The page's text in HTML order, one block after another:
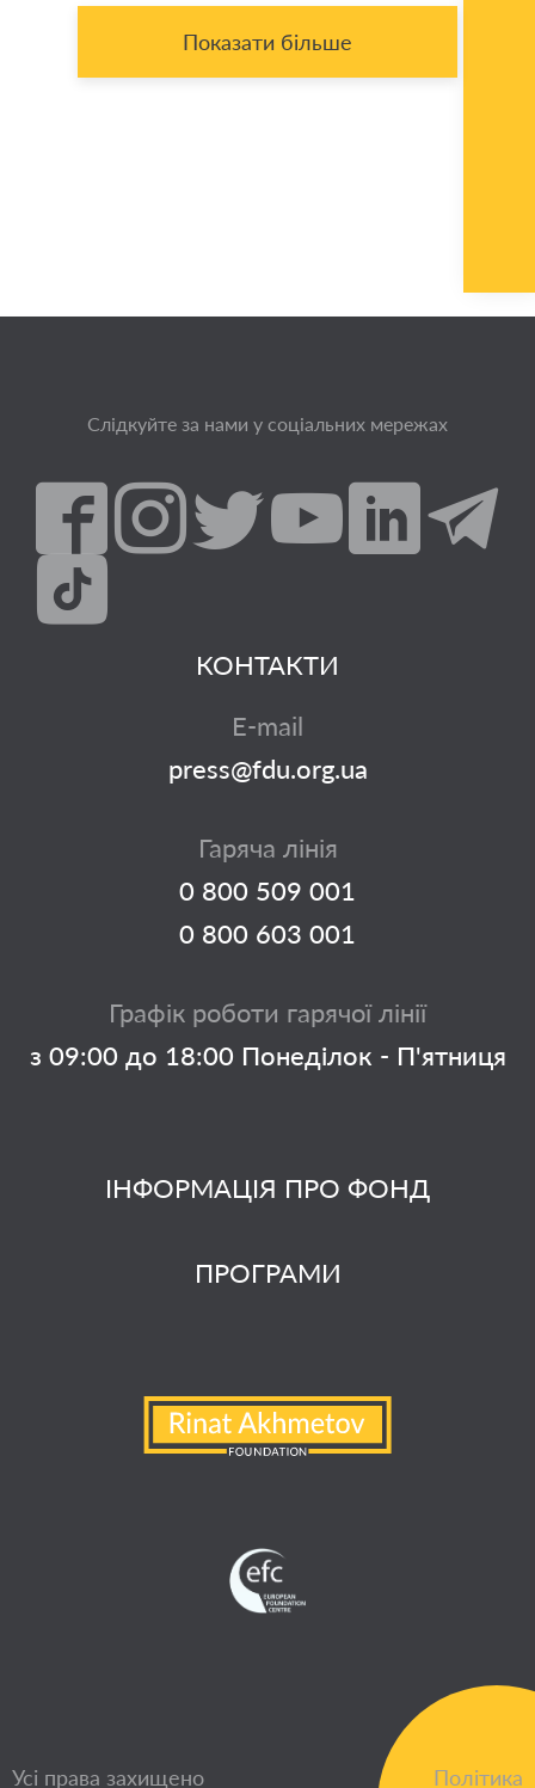
Показати більше
Слідкуйте за нами у соціальних мережах
ІНФОРМАЦІЯ ПРО ФОНД
ПРОГРАМИ
КОНТАКТИ
E-mail
press@fdu.org.ua
Гаряча лінія
0 800 509 001
0 800 603 001
Графік роботи гарячої лінії
з 09:00 до 18:00 Понеділок - П'ятниця
Усі права захищено Політика